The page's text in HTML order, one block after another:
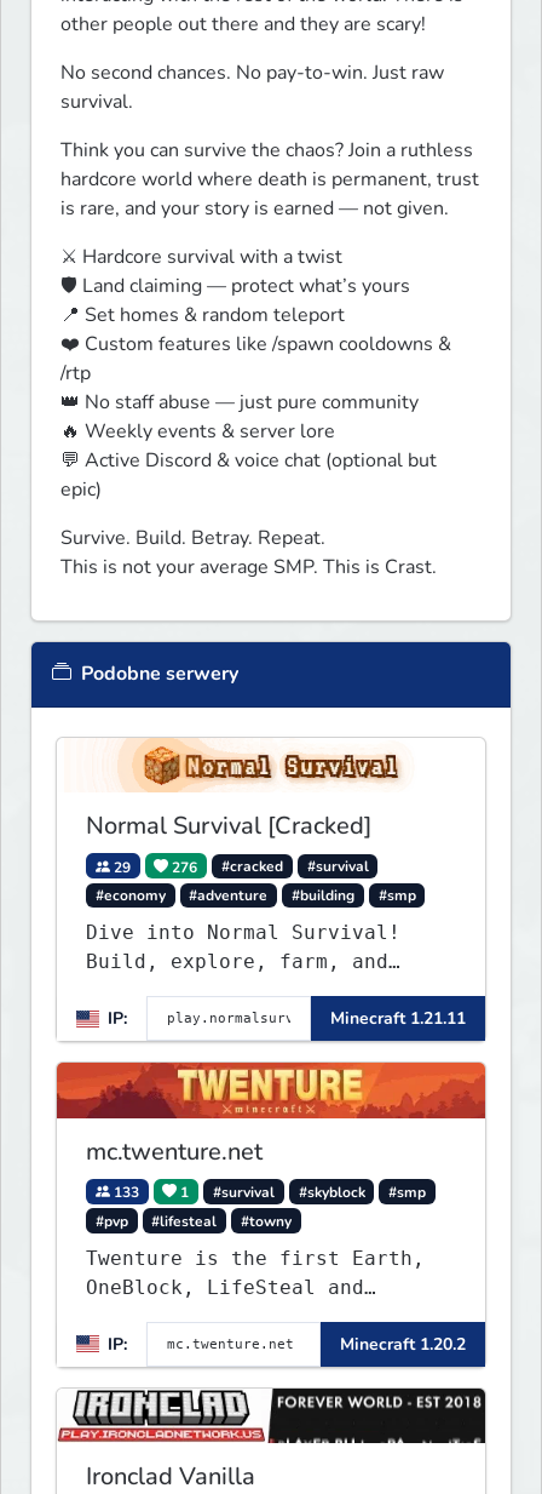
other people out there and they are scary!
No second chances. No pay-to-win. Just raw
survival.
Think you can survive the chaos? Join a ruthless
hardcore world where death is permanent, trust
is rare, and your story is earned — not given.
⚔️ Hardcore survival with a twist
🛡️ Land claiming — protect what’s yours
📍 Set homes & random teleport
❤️ Custom features like /spawn cooldowns &
/rtp
👑 No staff abuse — just pure community
🔥 Weekly events & server lore
💬 Active Discord & voice chat (optional but
epic)
Survive. Build. Betray. Repeat.
This is not your average SMP. This is Crast.
Podobne serwery
Normal Survival [Cracked]
29 276 #cracked
#survival
#economy
#adventure #building #smp
Dive into Normal Survival!
Build, explore, farm, and
create with a friendly
community. Enjoy weekly
updates, new features, and
endless adventures!
IP: Minecraft 1.21.11
mc.twenture.net
133 1 #survival #skyblock
#smp
#pvp
#lifesteal #towny
Twenture is the first Earth,
OneBlock, LifeSteal and
1.20 - 1.20.2. Get ready to
make memories that you will
never forget and play on one
of the fastest growing SMP's
in the world!
IP: Minecraft 1.20.2
Ironclad Vanilla